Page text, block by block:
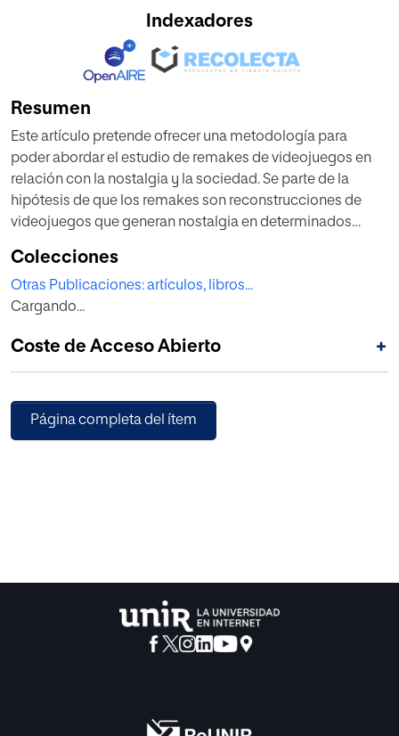
Indexadores
Resumen
Este artículo pretende ofrecer una metodología para
poder abordar el estudio de remakes de videojuegos en
relación con la nostalgia y la sociedad. Se parte de la
hipótesis de que los remakes son reconstrucciones de
videojuegos que generan nostalgia en determinados
motivos para realizarlos es para satisfacerla. Por lo tanto,
son rehechos a la medida suavizando el dolor “algia” del
regreso “nostos”. Se analizará esta cuestión y se ofrecerá
videojuegos bajo este enfoque.
Colecciones
Otras Publicaciones: artículos, libros...
Cargando...
Coste de Acceso Abierto +
Página completa del ítem